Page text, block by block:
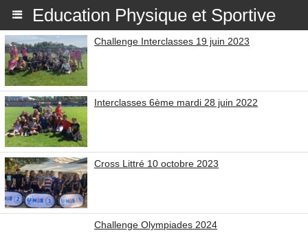
Education Physique et Sportive
Challenge Interclasses 19 juin 2023
Interclasses 6ème mardi 28 juin 2022
Cross Littré 10 octobre 2023
Challenge Olympiades 2024